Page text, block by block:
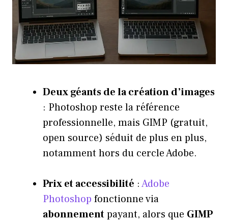
Deux géants de la création d’images
: Photoshop reste la référence
professionnelle, mais GIMP (gratuit,
open source) séduit de plus en plus,
notamment hors du cercle Adobe.
Prix et accessibilité :Adobe
Photoshop fonctionne via
abonnementpayant, alors que GIMP